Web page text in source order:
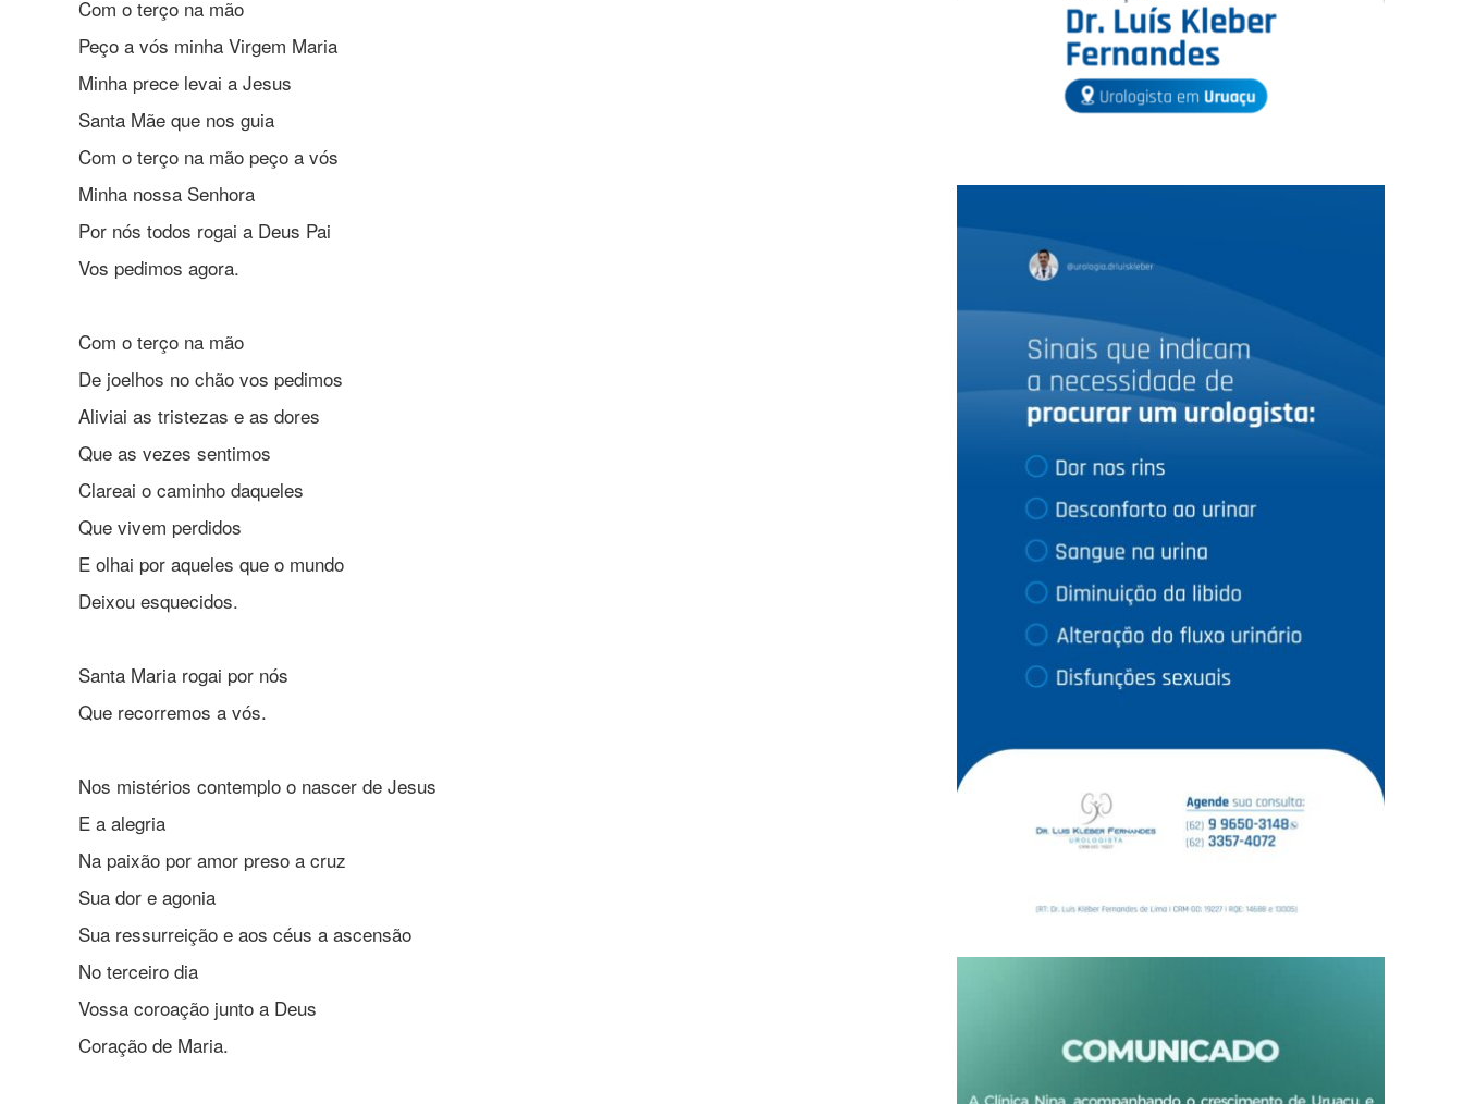
Com o terço na mão
Peço a vós minha Virgem Maria
Minha prece levai a Jesus
Santa Mãe que nos guia
Com o terço na mão peço a vós
Minha nossa Senhora
Por nós todos rogai a Deus Pai
Vos pedimos agora.
Com o terço na mão
De joelhos no chão vos pedimos
Aliviai as tristezas e as dores
Que as vezes sentimos
Clareai o caminho daqueles
Que vivem perdidos
E olhai por aqueles que o mundo
Deixou esquecidos.
Santa Maria rogai por nós
Que recorremos a vós.
Nos mistérios contemplo o nascer de Jesus
E a alegria
Na paixão por amor preso a cruz
Sua dor e agonia
Sua ressurreição e aos céus a ascensão
No terceiro dia
Vossa coroação junto a Deus
Coração de Maria.